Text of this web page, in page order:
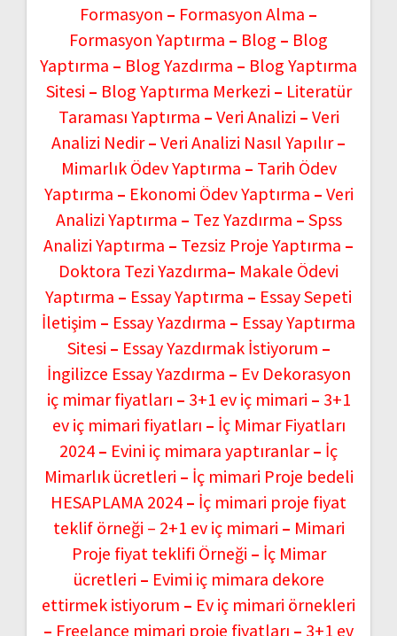
Formasyon – Formasyon Alma –
Formasyon Yaptırma – Blog – Blog
Yaptırma – Blog Yazdırma – Blog Yaptırma
Sitesi – Blog Yaptırma Merkezi – Literatür
Taraması Yaptırma – Veri Analizi – Veri
Analizi Nedir– Veri Analizi Nasıl Yapılır–
Mimarlık Ödev Yaptırma – Tarih Ödev
Yaptırma – Ekonomi Ödev Yaptırma – Veri
Analizi Yaptırma – Tez Yazdırma – Spss
Analizi Yaptırma – Tezsiz Proje Yaptırma –
Doktora Tezi Yazdırma– Makale Ödevi
Yaptırma – Essay Yaptırma – Essay Sepeti
İletişim – Essay Yazdırma – Essay Yaptırma
Sitesi – Essay Yazdırmak İstiyorum –
İngilizce Essay Yazdırma – Ev Dekorasyon
iç mimar fiyatları – 3+1 ev iç mimari – 3+1
ev iç mimari fiyatları – İç Mimar Fiyatları
2024 – Evini iç mimara yaptıranlar– İç
Mimarlık ücretleri – İç mimari Proje bedeli
HESAPLAMA 2024 – İç mimari proje fiyat
teklif örneği – 2+1 ev iç mimari – Mimari
Proje fiyat teklifi Örneği – İç Mimar
ücretleri – Evimi iç mimara dekore
ettirmek istiyorum – Ev iç mimari örnekleri
– Freelance mimari proje fiyatları – 3+1 ev